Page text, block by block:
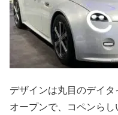
デザインは丸目のデイ
オープンで、コペンらし